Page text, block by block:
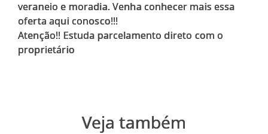
veraneio e moradia. Venha conhecer mais essa
oferta aqui conosco!!!
Atenção!! Estuda parcelamento direto com o
Veja também